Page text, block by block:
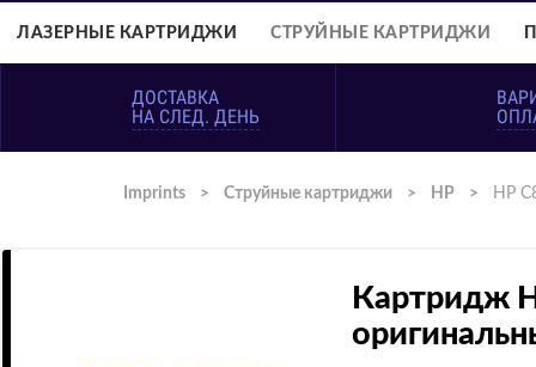
ЛАЗЕРНЫЕ КАРТРИДЖИ СТРУЙНЫЕ КАРТРИДЖИ
ДОСТАВКА
НА СЛЕД. ДЕНЬ
Imprints > Струйные картриджи > HP > HP
Картридж